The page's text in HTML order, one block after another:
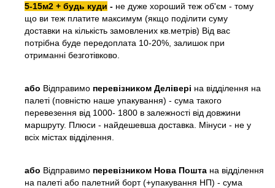
5-15м2 + будь куди - не дуже хороший теж об'єм - тому
що ви теж платите максимум (якщо поділити суму
доставки на кількість замовлених кв.метрів) Від вас
потрібна буде передоплата 10-20%, залишок при
отриманні безготівково.
або Відправимо перевізником Делівері на відділення на
палеті (повністю наше упакування) - сума такого
перевезення від 1000- 1800 в залежності від довжини
маршруту. Плюси - найдешевша доставка. Мінуси - не у
всіх містах відділення.
або Відправимо перевізником Нова Пошта на відділення
на палеті або палетний борт (+упакування НП) - сума